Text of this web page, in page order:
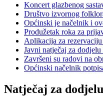
Koncert glazbenog
Društvo izvornog
Općinski je načelnik i
Produžetak roka za
Aplikacija za
Javni natječaj za
Završeni su radovi na
Općinski načelnik
Natječaj za